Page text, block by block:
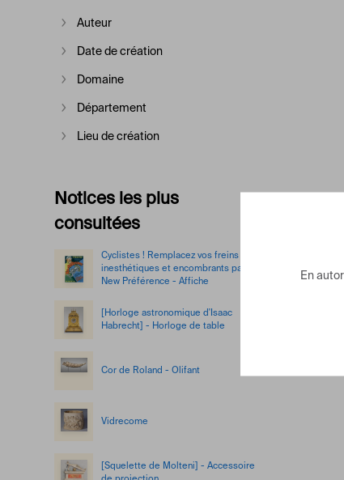
Afficher plus
Auteur
Afficher plus
Date de création
Afficher plus
Domaine
Afficher plus
Département
Afficher plus
Lieu de création
Notices les plus
consultées
Cyclistes ! Remplacez vos freins
inesthétiques et encombrants par le
New Préférence - Affiche
[Horloge astronomique d'Isaac
Habrecht] - Horloge de table
Cor de Roland - Olifant
Vidrecome
[Squelette de Molteni] - Accessoire
En